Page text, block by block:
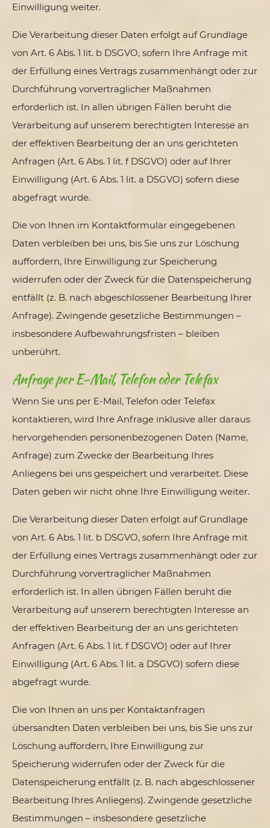
Einwilligung weiter.
Die Verarbeitung dieser Daten erfolgt auf Grundlage
von Art. 6 Abs. 1 lit. b DSGVO, sofern Ihre Anfrage mit
der Erfüllung eines Vertrags zusammenhängt oder zur
Durchführung vorvertraglicher Maßnahmen
erforderlich ist. In allen übrigen Fällen beruht die
Verarbeitung auf unserem berechtigten Interesse an
der effektiven Bearbeitung der an uns gerichteten
Anfragen (Art. 6 Abs. 1 lit. f DSGVO) oder auf Ihrer
Einwilligung (Art. 6 Abs. 1 lit. a DSGVO) sofern diese
abgefragt wurde.
Die von Ihnen im Kontaktformular eingegebenen
Daten verbleiben bei uns, bis Sie uns zur Löschung
auffordern, Ihre Einwilligung zur Speicherung
widerrufen oder der Zweck für die Datenspeicherung
entfällt (z. B. nach abgeschlossener Bearbeitung Ihrer
Anfrage). Zwingende gesetzliche Bestimmungen –
insbesondere Aufbewahrungsfristen – bleiben
unberührt.
Anfrage per E-Mail, Telefon oder Telefax
Wenn Sie uns per E-Mail, Telefon oder Telefax
kontaktieren, wird Ihre Anfrage inklusive aller daraus
hervorgehenden personenbezogenen Daten (Name,
Anfrage) zum Zwecke der Bearbeitung Ihres
Anliegens bei uns gespeichert und verarbeitet. Diese
Daten geben wir nicht ohne Ihre Einwilligung weiter.
Die Verarbeitung dieser Daten erfolgt auf Grundlage
von Art. 6 Abs. 1 lit. b DSGVO, sofern Ihre Anfrage mit
der Erfüllung eines Vertrags zusammenhängt oder zur
Durchführung vorvertraglicher Maßnahmen
erforderlich ist. In allen übrigen Fällen beruht die
Verarbeitung auf unserem berechtigten Interesse an
der effektiven Bearbeitung der an uns gerichteten
Anfragen (Art. 6 Abs. 1 lit. f DSGVO) oder auf Ihrer
Einwilligung (Art. 6 Abs. 1 lit. a DSGVO) sofern diese
abgefragt wurde.
Die von Ihnen an uns per Kontaktanfragen
übersandten Daten verbleiben bei uns, bis Sie uns zur
Löschung auffordern, Ihre Einwilligung zur
Speicherung widerrufen oder der Zweck für die
Datenspeicherung entfällt (z. B. nach abgeschlossener
Bearbeitung Ihres Anliegens). Zwingende gesetzliche
Bestimmungen – insbesondere gesetzliche